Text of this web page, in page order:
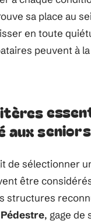
sa place au
en toute
peuvent à
aux
de sélectionner
être
structures
, gage de